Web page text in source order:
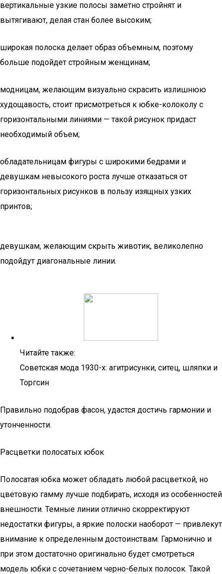
вертикальные узкие полосы заметно стройнят и
вытягивают, делая стан более высоким;
широкая полоска делает образ объемным, поэтому
больше подойдет стройным женщинам;
модницам, желающим визуально скрасить излишнюю
худощавость, стоит присмотреться к юбке-колоколу с
горизонтальными линиями — такой рисунок придаст
необходимый объем;
обладательницам фигуры с широкими бедрами и
девушкам невысокого роста лучше отказаться от
горизонтальных рисунков в пользу изящных узких
принтов;
девушкам, желающим скрыть животик, великолепно
подойдут диагональные линии.
Читайте также:
Советская мода 1930-х: агитрисунки, ситец, шляпки и
Торгсин
Правильно подобрав фасон, удастся достичь гармонии и
утонченности.
Расцветки полосатых юбок
Полосатая юбка может обладать любой расцветкой, но
цветовую гамму лучше подбирать, исходя из особенностей
внешности. Темные линии отлично скорректируют
недостатки фигуры, а яркие полоски наоборот — привлекут
внимание к определенным достоинствам. Гармонично и
при этом достаточно оригинально будет смотреться
модель юбки с сочетанием черно-белых полосок. Такой